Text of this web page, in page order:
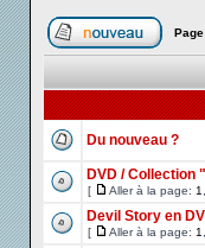
Page
Du nouveau ?
DVD / Collection
[ Aller à la page: 1
Devil Story en
[ Aller à la page: 1